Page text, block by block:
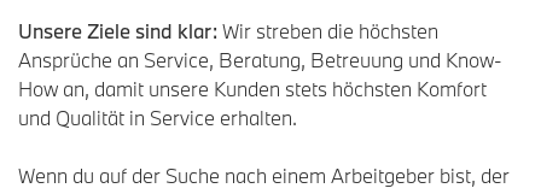
Unsere Ziele sind klar: Wir streben die höchsten
Ansprüche an Service, Beratung, Betreuung und Know-
How an, damit unsere Kunden stets höchsten Komfort
und Qualität in Service erhalten.
Wenn du auf der Suche nach einem Arbeitgeber bist, der